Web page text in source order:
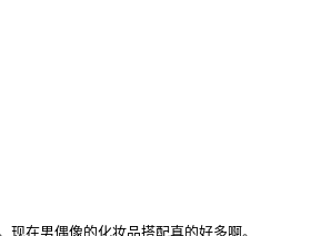
现在男偶像的化妆品搭配真的好多啊。